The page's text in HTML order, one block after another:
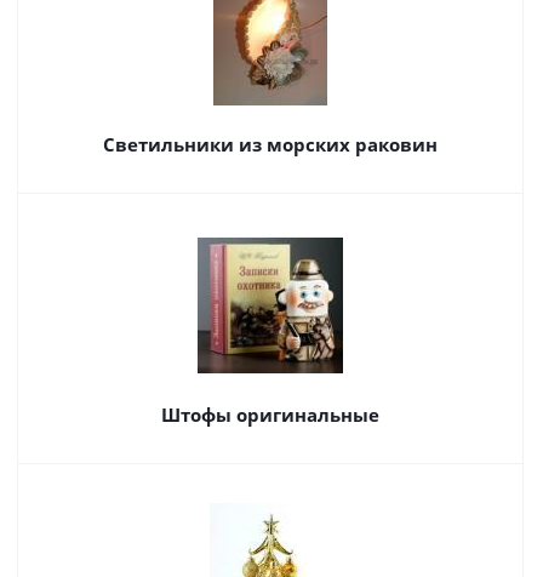
Светильники из морских раковин
Штофы оригинальные